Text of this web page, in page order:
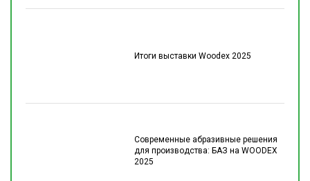
Итоги выставки Woodex 2025
Современные абразивные решения
для производства: БАЗ на WOODEX
2025